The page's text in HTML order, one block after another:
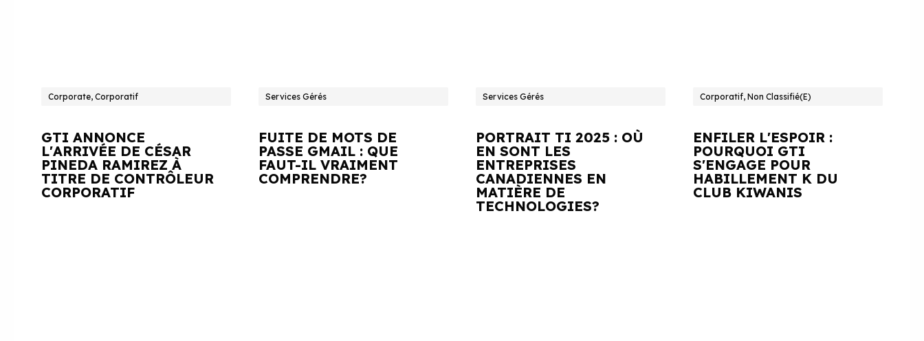
Corporate, Corporatif
GTI ANNONCE
L'ARRIVÉE DE CÉSAR
PINEDA RAMIREZ À
TITRE DE CONTRÔLEUR
CORPORATIF
Services Gérés
FUITE DE MOTS DE
PASSE GMAIL : QUE
FAUT-IL VRAIMENT
COMPRENDRE?
Services Gérés
PORTRAIT TI 2025 : OÙ
EN SONT LES
ENTREPRISES
CANADIENNES EN
MATIÈRE DE
TECHNOLOGIES?
Corporatif, Non Classifié(e)
ENFILER L'ESPOIR :
POURQUOI GTI
S'ENGAGE POUR
HABILLEMENT K DU
CLUB KIWANIS